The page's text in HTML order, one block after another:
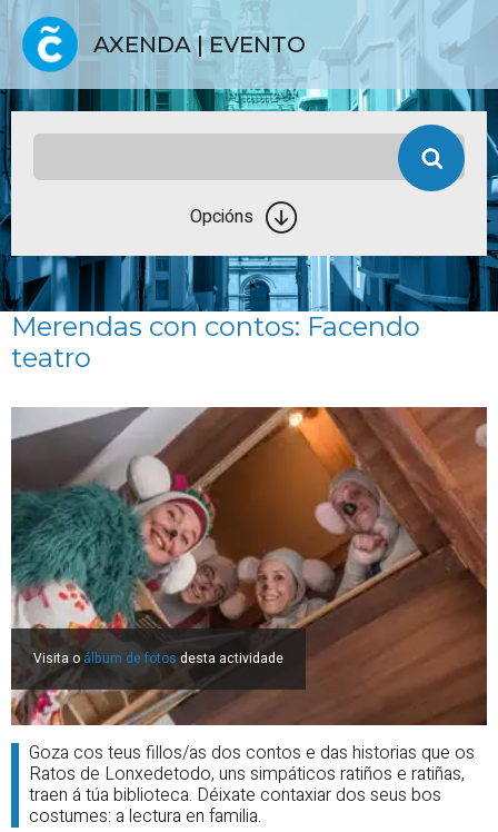
AXENDA | EVENTO
Opcións
Merendas con contos: Facendo
teatro
Visita o álbum de fotos desta actividade
Goza cos teus fillos/as dos contos e das historias que os
Ratos de Lonxedetodo, uns simpáticos ratiños e ratiñas,
traen á túa biblioteca. Déixate contaxiar dos seus bos
costumes: a lectura en familia.